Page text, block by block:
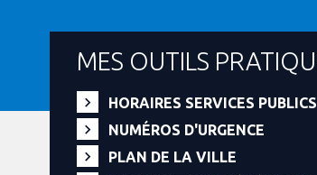
MES OUTILS
HORAIRES SERVICES PUBLICS
NUMÉROS D'URGENCE
PLAN DE LA VILLE